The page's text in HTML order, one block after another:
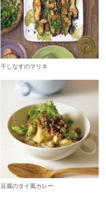
干しなすのマリネ
豆腐のタイ風カレー